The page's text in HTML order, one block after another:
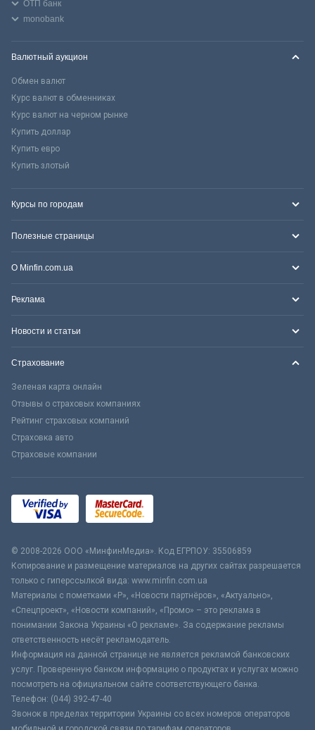
ОТП банк
monobank
Валютный аукцион
Обмен валют
Курс валют в обменниках
Курс валют на черном рынке
Купить доллар
Купить евро
Купить злотый
Курсы по городам
Полезные страницы
О Minfin.com.ua
Реклама
Новости и статьи
Страхование
Зеленая карта онлайн
Отзывы о страховых компаниях
Рейтинг страховых компаний
Страховка авто
Страховые компании
© 2008-2026 ООО «МинфинМедиа». Код ЕГРПОУ: 35506859
Копирование и размещение материалов на других сайтах разрешается
только с гиперссылкой вида: www.minfin.com.ua
Материалы с пометками «Р», «Новости партнёров», «Актуально»,
«Спецпроект», «Новости компаний», «Промо» – это реклама в
понимании Закона Украины «О рекламе». За содержание рекламы
ответственность несёт рекламодатель.
Информация на данной странице не является рекламой банковских
услуг. Проверенную банком информацию о продуктах и услугах можно
посмотреть на официальном сайте соответствующего банка.
Телефон: (044) 392-47-40
Звонок в пределах территории Украины со всех номеров операторов